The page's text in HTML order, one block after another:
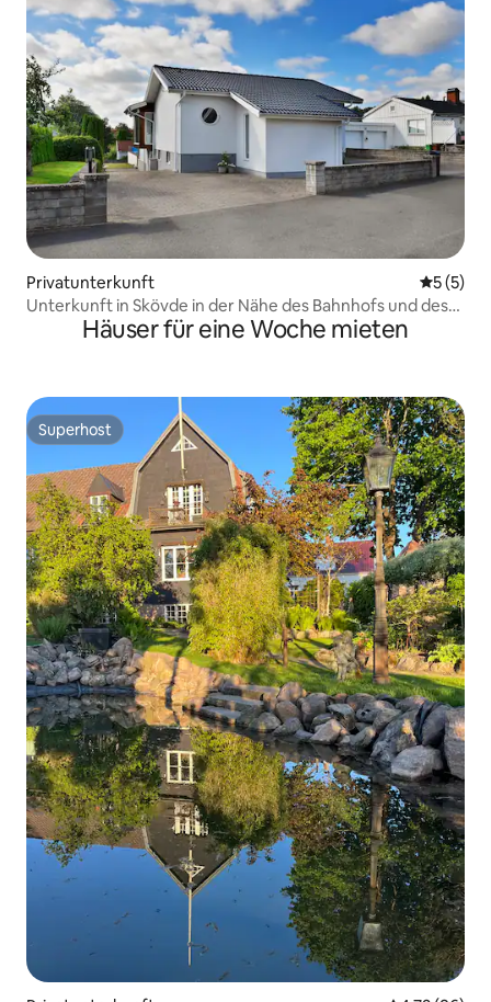
Privatunterkunft
5 (5)
Unterkunft in Skövde in der Nähe des Bahnhofs und des
Zentrums.Häuser für eine Woche mieten
Superhost
Superhost